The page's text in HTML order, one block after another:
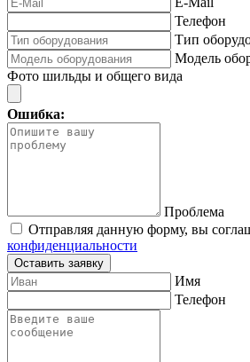
Телефон
Тип
Модель
Фото шильды и общего вида
Ошибка:
Проблема
Отправляя данную форму, вы
конфиденциальности
Оставить заявку
Имя
Телефон